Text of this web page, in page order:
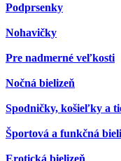
Podprsenky
Nohavičky
Pre nadmerné veľkosti
Nočná bielizeň
Spodničky, košieľky a
Športová a funkčná
Erotická bielizeň